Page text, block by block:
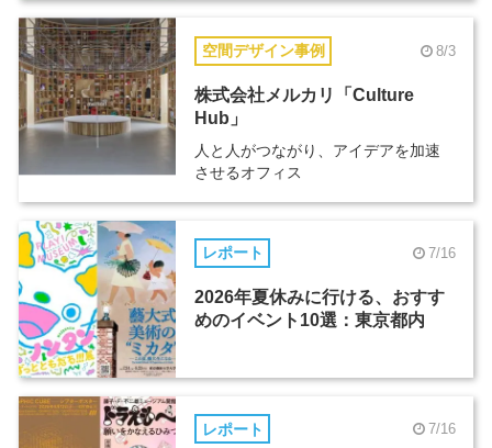
空間デザイン事例 8/3
株式会社メルカリ「Culture
Hub」
人と人がつながり、アイデアを加速
させるオフィス
レポート 7/16
2026年夏休みに行ける、おすす
めのイベント10選：東京都内
レポート 7/16